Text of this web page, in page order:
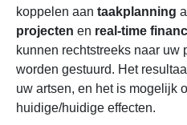
koppelen aan taakplanning
projecten en real-time
kunnen rechtstreeks naar
worden gestuurd. Het
uw artsen, en het is mogelijk
huidige/huidige effecten.